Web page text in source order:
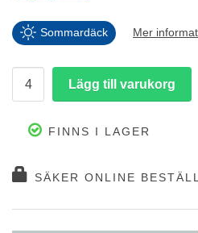
Sommardäck Mer
FINNS I LAGER
SÄKER ONLINE